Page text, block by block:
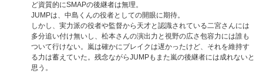
ど資質的にSMAPの後継者は無理。
JUMPは、中島くんの役者としての開眼に期待。
しかし、実力派の役者や監督から天才と認識されている二宮さんには
多分追い付け無いし、松本さんの演出力と視野の広さ包容力には誰も
ついて行けない。嵐は確かにブレイクは遅かったけど、それを維持す
る力は蓄えていた。残念ながらJUMPもまた嵐の後継者には成れないと
思う。